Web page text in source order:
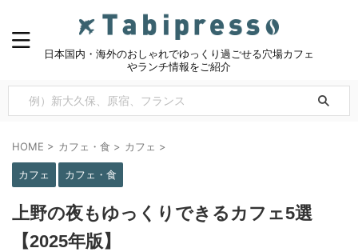
日本国内・海外のおしゃれでゆっくり過ごせる穴場カフェ
やランチ情報をご紹介
HOME > カフェ・食 > カフェ >
カフェ カフェ・食
上野の夜もゆっくりできるカフェ5選
【2025年版】